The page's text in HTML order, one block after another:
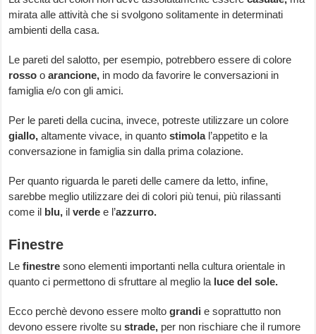
mirata alle attività che si svolgono solitamente in determinati
ambienti della casa.
Le pareti del salotto, per esempio, potrebbero essere di colore
rosso oarancione, in modo da favorire le conversazioni in
famiglia e/o con gli amici.
Per le pareti della cucina, invece, potreste utilizzare un colore
giallo, altamente vivace, in quantostimolal’appetito e la
conversazione in famiglia sin dalla prima colazione.
Per quanto riguarda le pareti delle camere da letto, infine,
sarebbe meglio utilizzare dei di colori più tenui, più rilassanti
come il blu, ilverde e l’azzurro.
Finestre
Le finestre sono elementi importanti nella cultura orientale in
quanto ci permettono di sfruttare al meglio la luce del sole.
Ecco perchè devono essere moltograndi e soprattutto non
devono essere rivolte sustrade, per non rischiare che il rumore